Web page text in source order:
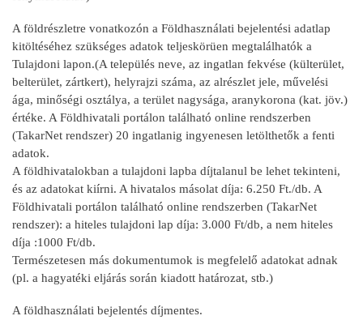
A földrészletre vonatkozón a Földhasználati bejelentési adatlap
kitöltéséhez szükséges adatok teljeskörüen megtalálhatók a
Tulajdoni lapon.(A település neve, az ingatlan fekvése (külterület,
belterület, zártkert), helyrajzi száma, az alrészlet jele, művelési
ága, minőségi osztálya, a terület nagysága, aranykorona (kat. jöv.)
értéke. A Földhivatali portálon található online rendszerben
(TakarNet rendszer) 20 ingatlanig ingyenesen letölthetők a fenti
adatok.
A földhivatalokban a tulajdoni lapba díjtalanul be lehet tekinteni,
és az adatokat kiírni. A hivatalos másolat díja: 6.250 Ft./db. A
Földhivatali portálon található online rendszerben (TakarNet
rendszer): a hiteles tulajdoni lap díja: 3.000 Ft/db, a nem hiteles
díja :1000 Ft/db.
Természetesen más dokumentumok is megfelelő adatokat adnak
(pl. a hagyatéki eljárás során kiadott határozat, stb.)
A földhasználati bejelentés díjmentes.